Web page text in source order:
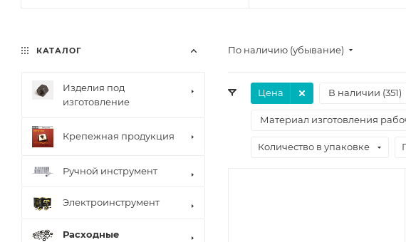
По наличию (убывание)
Цена В наличии (351)
Материал изготовления
Количество в упаковке
КАТАЛОГ
Изделия под
изготовление
Крепежная продукция
Ручной инструмент
Электроинструмент
Расходные